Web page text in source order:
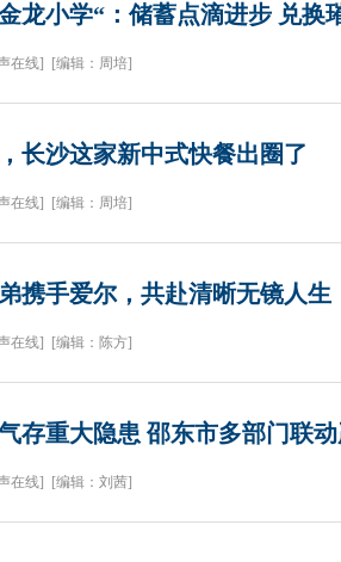
龙小学“：储蓄点滴进步 兑换
在线] [编辑：周培]
长沙这家新中式快餐出圈了
在线] [编辑：周培]
携手爱尔，共赴清晰无镜人生
在线] [编辑：陈方]
存重大隐患 邵东市多部门联
在线] [编辑：刘茜]